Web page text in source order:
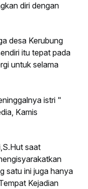
diri dengan
desa Kerubung
itu tepat pada
untuk selama
istri "
Kamis
saat
satu ini juga hanya
Kejadian